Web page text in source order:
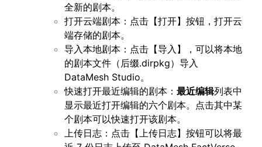
全新的剧本。
打开云端剧本：点击【打开】按钮，打开云
端存储的剧本。
导入本地剧本：点击【导入】，可以将本地
的剧本文件（后缀.dirpkg）导入
DataMesh Studio。
快速打开最近编辑的剧本： 最近编辑列表中
显示最近打开编辑的六个剧本。点击其中某
个剧本可以快速打开该剧本。
上传日志：点击【上传日志】按钮可以将最